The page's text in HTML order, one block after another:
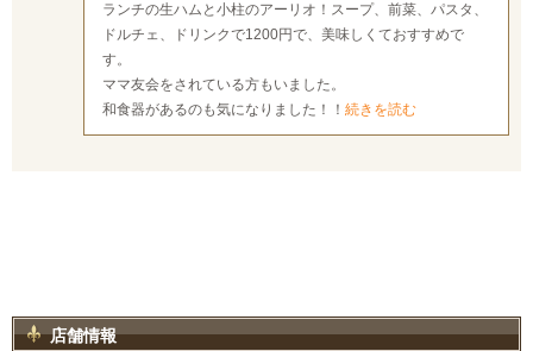
ランチの生ハムと小柱のアーリオ！スープ、前菜、パスタ、
ドルチェ、ドリンクで1200円で、美味しくておすすめで
す。
ママ友会をされている方もいました。
和食器があるのも気になりました！！ 続きを読む
店舗情報